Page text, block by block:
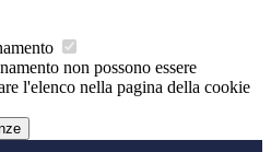
non possono essere
l'elenco nella pagina della cookie